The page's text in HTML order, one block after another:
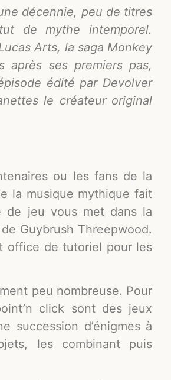
décennie, peu de titres
de mythe intemporel.
Arts, la saga Monkey
après ses premiers pas,
édité par Devolver
le créateur original
ou les fans de la
la musique mythique fait
de jeu vous met dans la
Guybrush Threepwood.
office de tutoriel pour les
peu nombreuse. Pour
click sont des jeux
succession d’énigmes à
les combinant puis